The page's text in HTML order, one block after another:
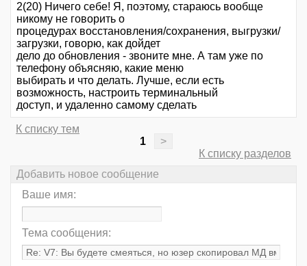
2(20) Ничего себе! Я, поэтому, стараюсь вообще
никому не говорить о
процедурах восстановления/сохранения, выгрузки/
загрузки, говорю, как дойдет
дело до обновления - звоните мне. А там уже по
телефону объясняю, какие меню
выбирать и что делать. Лучше, если есть
возможность, настроить терминальный
доступ, и удаленно самому сделать
К списку тем
1
>
К списку разделов
Добавить новое сообщение
Ваше имя:
Тема сообщения: